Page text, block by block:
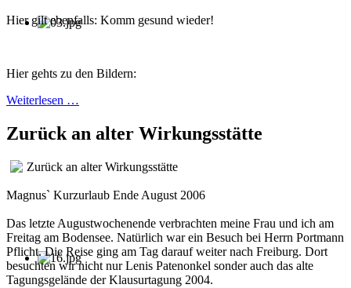
Hier gilt ebenfalls: Komm gesund wieder!
Hier gehts zu den Bildern:
Weiterlesen …
Zurück an alter Wirkungsstätte
Zurück an alter Wirkungsstätte
Magnus` Kurzurlaub Ende August 2006
Das letzte Augustwochenende verbrachten meine Frau und ich am
Freitag am Bodensee. Natürlich war ein Besuch bei Herrn Portmann
Pflicht. Die Reise ging am Tag darauf weiter nach Freiburg. Dort
besuchten wir nicht nur Lenis Patenonkel sonder auch das alte
Tagungsgelände der Klausurtagung 2004.